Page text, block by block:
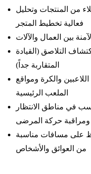
من المنتجات وتحليل
فعالية تخطيط المتجر
بين العمال والآلات
التلاصق (القيادة
المتقاربة جداً)
والكرة ومواقع
الملعب الرئيسية
في مناطق الانتظار
ومراقبة حركة المرضى
على مسافات مناسبة
من العوائق والأشخاص